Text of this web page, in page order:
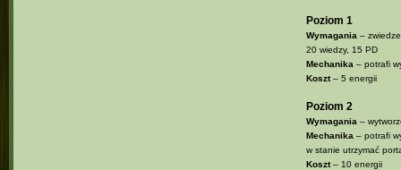
Poziom 1
Wymagania–
20 wiedzy, 15 PD
Mechanika– potrafi
Koszt– 5 energii
Poziom 2
Wymagania–
Mechanika– potrafi
w stanie utrzymać
Koszt– 10 energii